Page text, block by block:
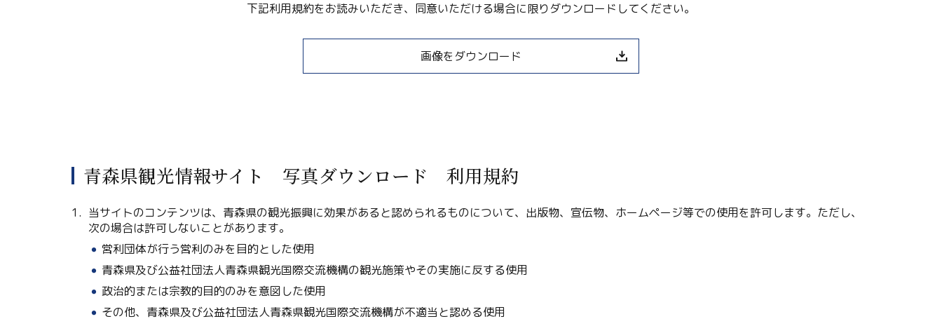
下記利用規約をお読みいただき、同意いただける場合に限りダウンロードしてください。
画像をダウンロード
青森県観光情報サイト 写真ダウンロード 利用規約
当サイトのコンテンツは、青森県の観光振興に効果があると認められるものについて、出版物、宣伝物、ホームページ等での使用を許可します。ただし、
次の場合は許可しないことがあります。
営利団体が行う営利のみを目的とした使用
青森県及び公益社団法人青森県観光国際交流機構の観光施策やその実施に反する使用
政治的または宗教的目的のみを意図した使用
その他、青森県及び公益社団法人青森県観光国際交流機構が不適当と認める使用
Twitter
Line